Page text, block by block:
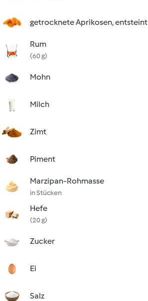
getrocknete Aprikosen, entsteint
Rum
(60 g)
Mohn
Milch
Zimt
Piment
Marzipan-Rohmasse
in Stücken
Hefe
(20 g)
Zucker
Ei
Salz